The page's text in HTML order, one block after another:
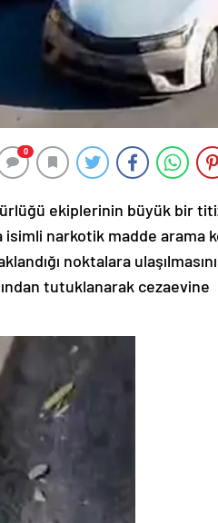
0
ekiplerinin büyük bir
isimli narkotik madde arama
noktalara ulaşılmasını
tutuklanarak cezaevine